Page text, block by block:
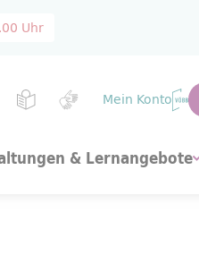
Uhr
Mein Konto
& Lernangebote